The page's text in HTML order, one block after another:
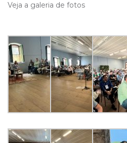
Veja a galeria de fotos